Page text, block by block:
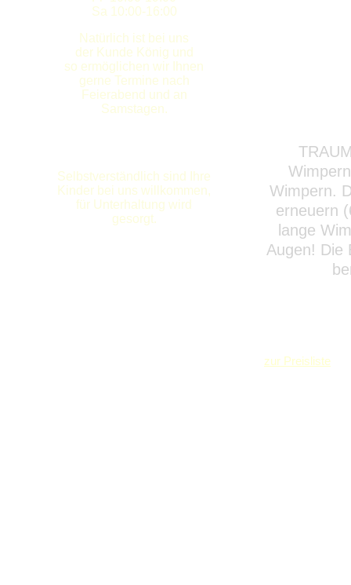
Sa 10:00-16:00
Natürlich ist bei uns
der Kunde König und
so ermöglichen wir Ihnen
gerne Termine nach
Feierabend und an
Samstagen.
Selbstverständlich sind Ihre
Kinder bei uns willkommen,
für Unterhaltung wird
gesorgt.
Wimpern.
erneuern
lange
Augen! Die
zur Preisliste